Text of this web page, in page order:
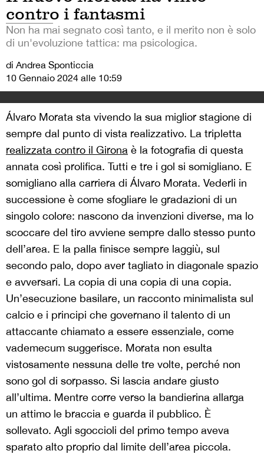
contro i fantasmi
Non ha mai segnato così tanto, e il merito non è solo
di un'evoluzione tattica: ma psicologica.
di Andrea Sponticcia
10 Gennaio 2024 alle 10:59
Álvaro Morata sta vivendo la sua miglior stagione di
sempre dal punto di vista realizzativo. La tripletta
realizzata contro il Girona è la fotografia di questa
annata così prolifica. Tutti e tre i gol si somigliano. E
somigliano alla carriera di Álvaro Morata. Vederli in
successione è come sfogliare le gradazioni di un
singolo colore: nascono da invenzioni diverse, ma lo
scoccare del tiro avviene sempre dallo stesso punto
dell’area. E la palla finisce sempre laggiù, sul
secondo palo, dopo aver tagliato in diagonale spazio
e avversari. La copia di una copia di una copia.
Un’esecuzione basilare, un racconto minimalista sul
calcio e i principi che governano il talento di un
attaccante chiamato a essere essenziale, come
vademecum suggerisce. Morata non esulta
vistosamente nessuna delle tre volte, perché non
sono gol di sorpasso. Si lascia andare giusto
all’ultima. Mentre corre verso la bandierina allarga
un attimo le braccia e guarda il pubblico. È
sollevato. Agli sgoccioli del primo tempo aveva
sparato alto proprio dal limite dell’area piccola.